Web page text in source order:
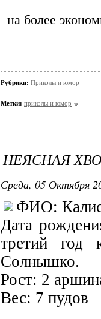
на более
Рубрики: Приколы и юмор
Метки: приколы и юмор
НЕЯСНАЯ
Среда, 05 Октября
ФИО:
Дата
третий год
Солнышко.
Рост: 2
Вес: 7 пудов